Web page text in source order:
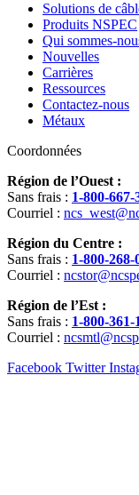
Solutions de
Produits NSPEC
Qui sommes-
Nouvelles
Carrières
Ressources
Contactez-nous
Métaux
Coordonnées
Région de l’Ouest :
Sans frais : 1-800-667-
Courriel :
Région du Centre :
Sans frais : 1-800-268-
Courriel :
Région de l’Est :
Sans frais : 1-800-361-
Courriel :
Facebook Twitter